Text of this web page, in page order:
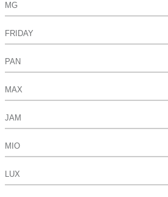
MG
FRIDAY
PAN
MAX
JAM
MIO
LUX